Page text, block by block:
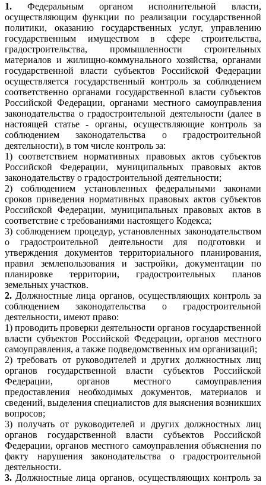
1. Федеральным органом исполнительной власти,
осуществляющим функции по реализации государственной
политики, оказанию государственных услуг, управлению
государственным имуществом в сфере строительства,
градостроительства, промышленности строительных
материалов и жилищно-коммунального хозяйства, органами
государственной власти субъектов Российской Федерации
осуществляется государственный контроль за соблюдением
соответственно органами государственной власти субъектов
Российской Федерации, органами местного самоуправления
законодательства о градостроительной деятельности (далее в
настоящей статье - органы, осуществляющие контроль за
соблюдением законодательства о градостроительной
деятельности), в том числе контроль за:
1) соответствием нормативных правовых актов субъектов
Российской Федерации, муниципальных правовых актов
законодательству о градостроительной деятельности;
2) соблюдением установленных федеральными законами
сроков приведения нормативных правовых актов субъектов
Российской Федерации, муниципальных правовых актов в
соответствие с требованиями настоящего Кодекса;
3) соблюдением процедур, установленных законодательством
о градостроительной деятельности для подготовки и
утверждения документов территориального планирования,
правил землепользования и застройки, документации по
планировке территории, градостроительных планов
земельных участков.
2. Должностные лица органов, осуществляющих контроль за
соблюдением законодательства о градостроительной
деятельности, имеют право:
1) проводить проверки деятельности органов государственной
власти субъектов Российской Федерации, органов местного
самоуправления, а также подведомственных им организаций;
2) требовать от руководителей и других должностных лиц
органов государственной власти субъектов Российской
Федерации, органов местного самоуправления
предоставления необходимых документов, материалов и
сведений, выделения специалистов для выяснения возникших
вопросов;
3) получать от руководителей и других должностных лиц
органов государственной власти субъектов Российской
Федерации, органов местного самоуправления объяснения по
факту нарушения законодательства о градостроительной
деятельности.
3. Должностные лица органов, осуществляющих контроль за